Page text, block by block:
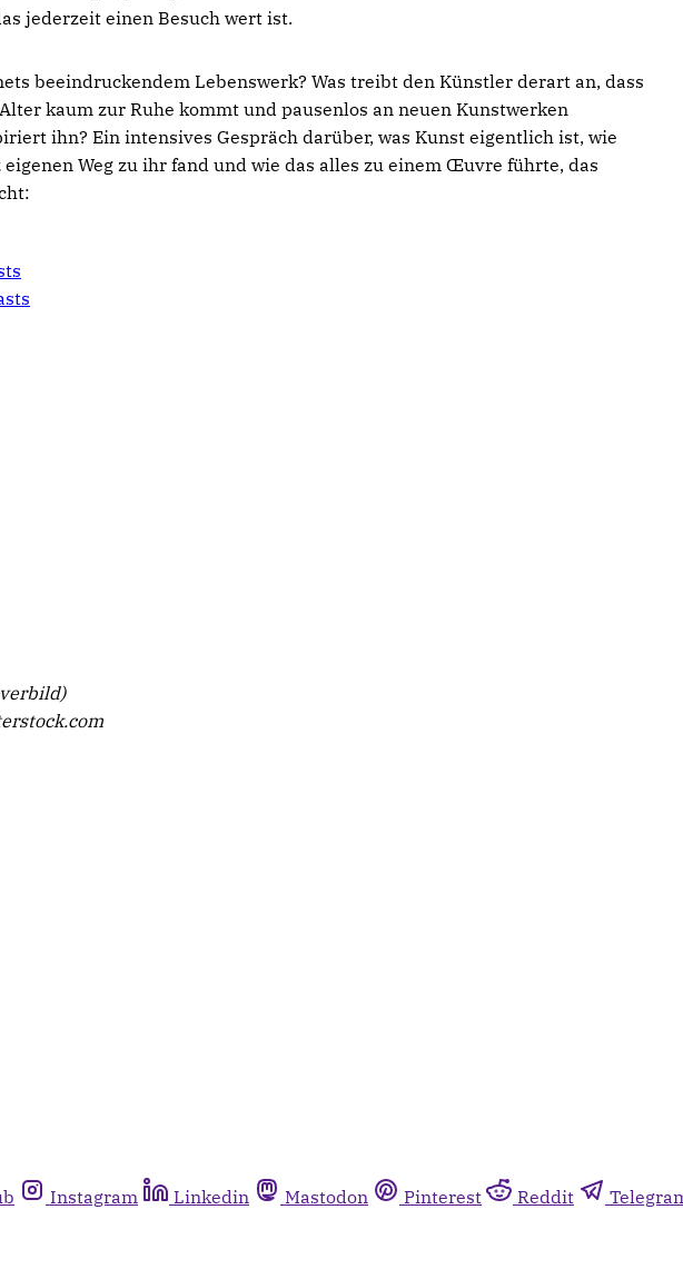
jederzeit einen Besuch wert ist.
beeindruckendem Lebenswerk? Was treibt den Künstler derart an, dass
kaum zur Ruhe kommt und pausenlos an neuen Kunstwerken
ihn? Ein intensives Gespräch darüber, was Kunst eigentlich ist, wie
eigenen Weg zu ihr fand und wie das alles zu einem Œuvre führte, das
Instagram Linkedin Mastodon Pinterest Reddit